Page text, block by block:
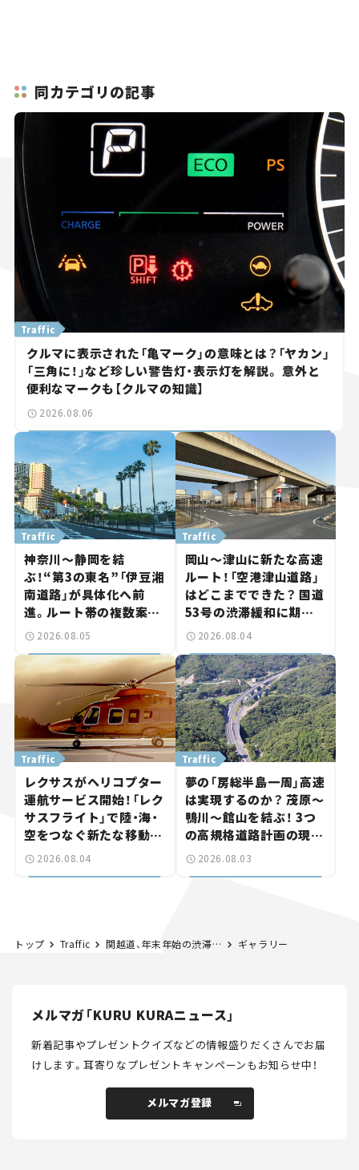
同カテゴリの記事
クルマに表示された「亀マーク」の意味とは？「ヤカン」
「三角に！」など珍しい警告灯・表示灯を解説。 意外と
便利なマークも【クルマの知識】
Traffic
2026.08.06
神奈川～静岡を結
ぶ！“第3の東名”「伊豆湘
南道路」が具体化へ前
進。ルート帯の複数案検
討へ。熱海まで信号ゼロ
道路計画】
Traffic
2026.08.05
岡山～津山に新たな高速
ルート！「空港津山道路」
はどこまでできた？ 国道
53号の渋滞緩和に期待。
岡山市側でも動きが【い
Traffic
2026.08.04
レクサスがヘリコプター
運航サービス開始！「レク
サスフライト」で陸・海・
空をつなぐ新たな移動体
験とは
Traffic
2026.08.04
夢の「房総半島一周」高速
は実現するのか？ 茂原～
鴨川～館山を結ぶ！ 3つ
の高規格道路計画の現
状。「館山鴨川道路」で検
Traffic
2026.08.03
トップ Traffic 関越道、年末年始の渋滞は上りの高坂SAで最大30km。下りでも高坂SAで最大20kmの予測【年末年始 渋滞予測2023-2024】 ギャラリー
メルマガ「KURU KURAニュース」
新着記事やプレゼントクイズなどの情報盛りだくさんでお届
けします。耳寄りなプレゼントキャンペーンもお知らせ中！
メルマガ登録